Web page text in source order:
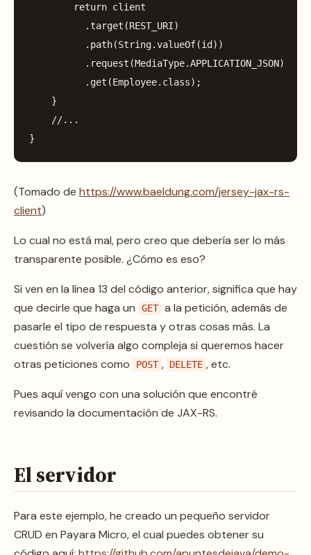
return client
. target (REST_URI)
. path(String.valueOf(id ))
. request (MediaType.APPLICATION_JSON)
. get (Employee. class);
}
//...
}
(Tomado de https://www.baeldung.com/jersey-jax-rs-
client)
Lo cual no está mal, pero creo que debería ser lo más
transparente posible. ¿Cómo es eso?
Si ven en la línea 13 del código anterior, significa que hay
que decirle que haga un
GET a la petición, además de
pasarle el tipo de respuesta y otras cosas más. La
cuestión se volvería algo compleja si queremos hacer
otras peticiones como
POST , DELETE , etc.
Pues aquí vengo con una solución que encontré
revisando la documentación de JAX-RS.
El servidor
Para este ejemplo, he creado un pequeño servidor
CRUD en Payara Micro, el cual puedes obtener su